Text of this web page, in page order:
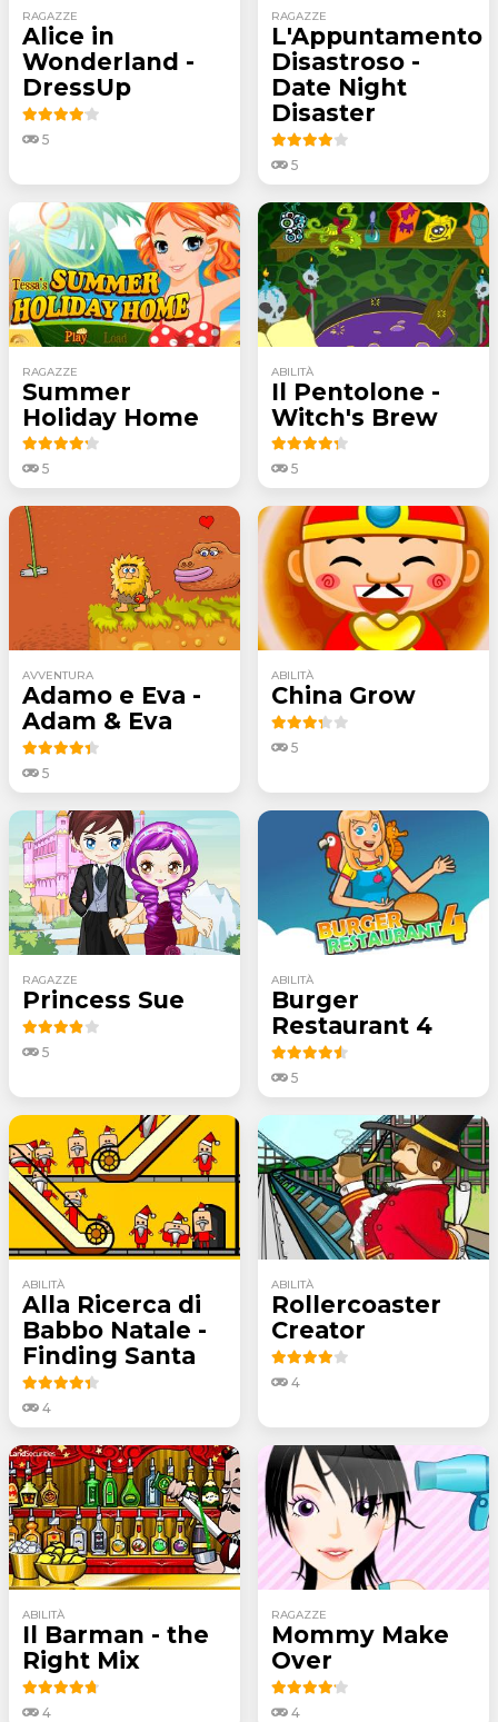
RAGAZZE
Alice in
Wonderland -
DressUp
5
RAGAZZE
L'Appuntamento
Disastroso -
Date Night
Disaster
5
RAGAZZE
Summer
Holiday Home
5
ABILITÀ
Il Pentolone -
Witch's Brew
5
AVVENTURA
Adamo e Eva -
Adam & Eva
5
ABILITÀ
China Grow
5
RAGAZZE
Princess Sue
5
ABILITÀ
Burger
Restaurant 4
5
ABILITÀ
Alla Ricerca di
Babbo Natale -
Finding Santa
4
ABILITÀ
Rollercoaster
Creator
4
ABILITÀ
Il Barman - the
Right Mix
4
RAGAZZE
Mommy Make
Over
4